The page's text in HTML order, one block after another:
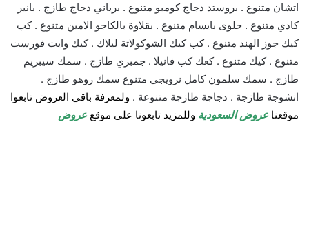
اتشان متنوع . بروستد دجاج كومبو متنوع . برياني دجاج طازج . بانير
كادي متنوع . حلوى بايسام متنوع . بقلاوة بالكاجو الامين متنوع . كب
كيك جوز الهند متنوع . كب كيك الشوكولاتة ليلاك . كيك وايت فورست
متنوع . كيك متنوع . كعك كب فانيلا . جمبري طازج . سمك سيبريم
طازج . سمك سلمون كامل نرويجي متنوع سمك روهو طازج .
انشوجة طازجة . دجاجة طازجة متنوعة . ولمعرفة باقي العروض تابعوا
موقعنا عروض السعودية وللمزيد تابعونا على موقع عروض